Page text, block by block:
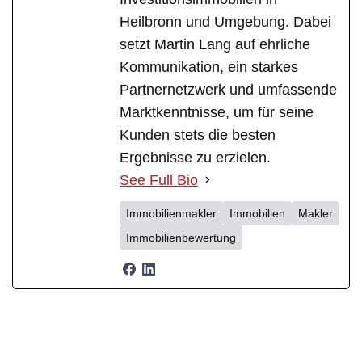
Heilbronn und Umgebung. Dabei
setzt Martin Lang auf ehrliche
Kommunikation, ein starkes
Partnernetzwerk und umfassende
Marktkenntnisse, um für seine
Kunden stets die besten
Ergebnisse zu erzielen.
See Full Bio
Immobilienmakler Immobilien
Makler
Immobilienbewertung